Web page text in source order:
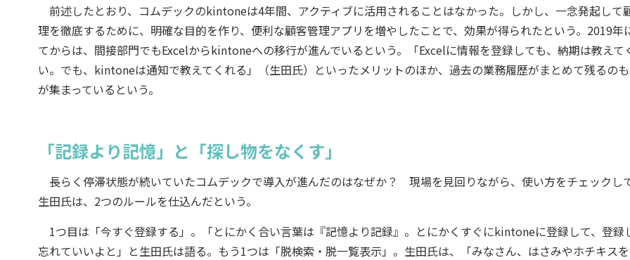
前述したとおり、コムデックのkintoneは4年間、アクティブに活用されることはなかった。しかし、一念発起して
理を徹底するために、明確な目的を作り、便利な顧客管理アプリを増やしたことで、効果が得られたという。2019年
てからは、間接部門でもExcelからkintoneへの移行が進んでいるという。「Excelに情報を登録しても、納期は教えて
い。でも、kintoneは通知で教えてくれる」（生田氏）といったメリットのほか、過去の業務履歴がまとめて残るの
が集まっているという。
「記録より記憶」と「探し物をなくす」
長らく停滞状態が続いていたコムデックで導入が進んだのはなぜか？ 現場を見回りながら、使い方をチェックし
生田氏は、2つのルールを仕込んだという。
1つ目は「今すぐ登録する」。「とにかく合い言葉は『記憶より記録』。とにかくすぐにkintoneに登録して、登録
忘れていいよと」と生田氏は語る。もう1つは「脱検索・脱一覧表示」。生田氏は、「みなさん、はさみやホチキス